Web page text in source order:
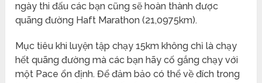
ngày thi đấu các bạn cũng sẽ hoàn thành được
quãng đường Haft Marathon (21,0975km).
Mục tiêu khi luyện tập chạy 15km không chỉ là chạy
hết quãng đường mà các bạn hãy cố gắng chạy với
một Pace ổn định. Để đảm bảo có thể về đích trong